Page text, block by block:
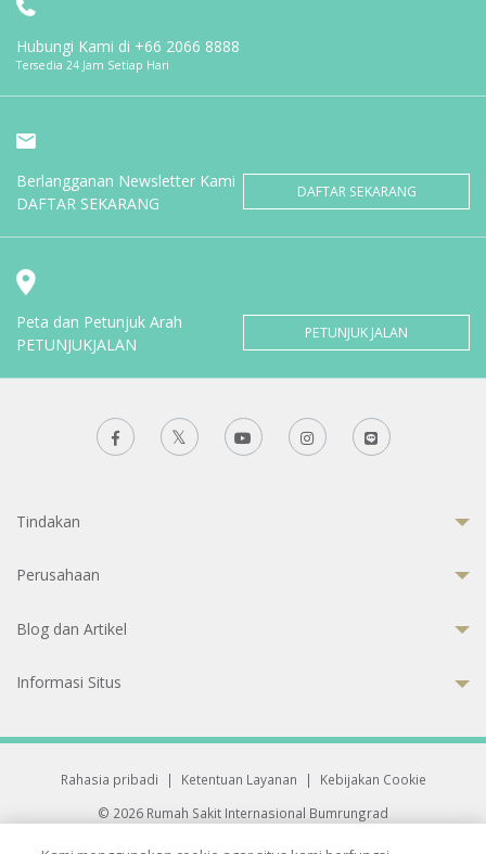
Hubungi Kami di +66 2066 8888
Tersedia 24 Jam Setiap Hari
Berlangganan Newsletter Kami
DAFTAR SEKARANG
DAFTAR SEKARANG
Peta dan Petunjuk Arah
PETUNJUKJALAN
PETUNJUK JALAN
Tindakan
Perusahaan
Blog dan Artikel
Informasi Situs
Rahasia pribadi | Ketentuan Layanan |
Kebijakan Cookie
© 2026 Rumah Sakit Internasional Bumrungrad